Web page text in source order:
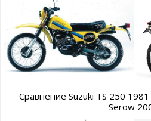
Сравнение Suzuki TS 250
Serow